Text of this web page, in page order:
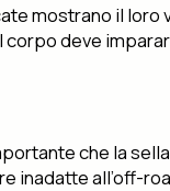
mostrano il loro
deve
che la
inadatte all’off-